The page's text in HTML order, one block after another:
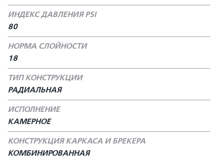
ИНДЕКС ДАВЛЕНИЯ PSI
80
НОРМА СЛОЙНОСТИ
18
ТИП КОНСТРУКЦИИ
РАДИАЛЬНАЯ
ИСПОЛНЕНИЕ
КАМЕРНОЕ
КОНСТРУКЦИЯ КАРКАСА И БРЕКЕРА
КОМБИНИРОВАННАЯ